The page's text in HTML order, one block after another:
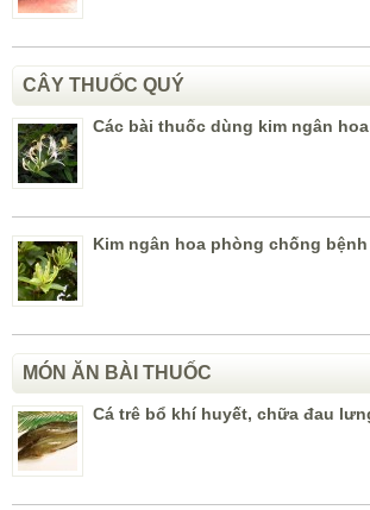
CÂY THUỐC QUÝ
Các bài thuốc dùng kim ngân
Kim ngân hoa phòng chống
MÓN ĂN BÀI THUỐC
Cá trê bổ khí huyết, chữa đau